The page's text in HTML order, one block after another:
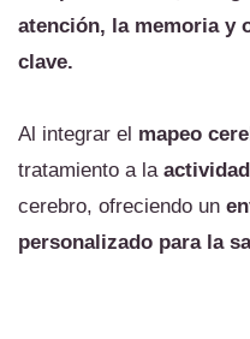
atención, la memoria y
clave.
Al integrar el mapeo
tratamiento a la
cerebro, ofreciendo un
personalizado para la